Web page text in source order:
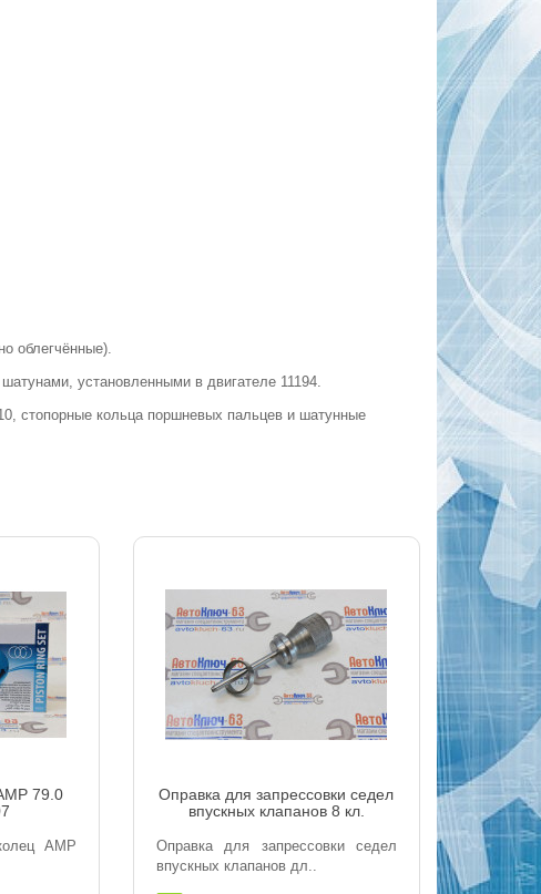
облегчённые).
установленными в двигателе 11194.
стопорные кольца поршневых пальцев и шатунные
79.0
AMP
Оправка для запрессовки седел
впускных клапанов 8 кл.
Оправка для запрессовки седел
впускных клапанов дл..